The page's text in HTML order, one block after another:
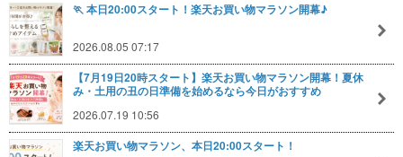
🏃 本日20:00スタート！楽天お買い物マラソン開幕♪
2026.08.05 07:17
【7月19日20時スタート】楽天お買い物マラソン開幕！夏休
み・土用の丑の日準備を始めるなら今日がおすすめ
2026.07.19 10:56
楽天お買い物マラソン、本日20:00スタート！